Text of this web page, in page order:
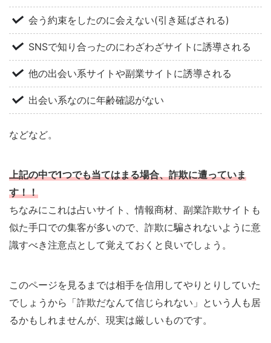
会う約束をしたのに会えない(引き延ばされる)
SNSで知り合ったのにわざわざサイトに誘導される
他の出会い系サイトや副業サイトに誘導される
出会い系なのに年齢確認がない
などなど。
上記の中で1つでも当てはまる場合、詐欺に遭っていま
す！！
ちなみにこれは占いサイト、情報商材、副業詐欺サイトも
似た手口での集客が多いので、詐欺に騙されないように意
識すべき注意点として覚えておくと良いでしょう。
このページを見るまでは相手を信用してやりとりしていた
でしょうから「詐欺だなんて信じられない」という人も居
るかもしれませんが、現実は厳しいものです。